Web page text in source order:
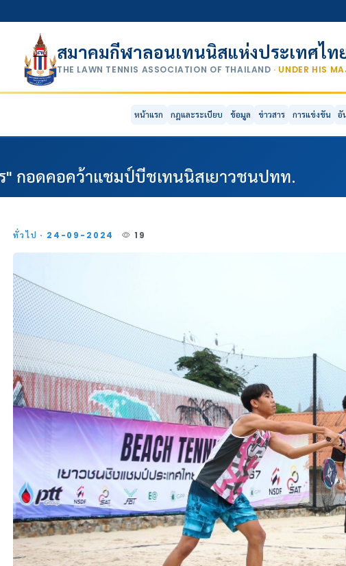
สมาคมกีฬาลอนเทนนิสแห่งประเทศไ
THE LAWN TENNIS ASSOCIATION OF THAILAND · UNDER HIS
หน้าแรก กฎและระเบียบ ข้อมูล ข่าวสาร การแข่งขัน อั
" กอดคอคว้าแชมป์บีชเทนนิสเยาวชนปทท.
ทั่วไป · 24-09-2024 19